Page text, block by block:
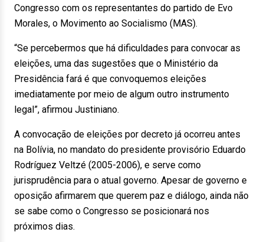
Congresso com os representantes do partido de Evo
Morales, o Movimento ao Socialismo (MAS).
“Se percebermos que há dificuldades para convocar as
eleições, uma das sugestões que o Ministério da
Presidência fará é que convoquemos eleições
imediatamente por meio de algum outro instrumento
legal”, afirmou Justiniano.
A convocação de eleições por decreto já ocorreu antes
na Bolívia, no mandato do presidente provisório Eduardo
Rodríguez Veltzé (2005-2006), e serve como
jurisprudência para o atual governo. Apesar de governo e
oposição afirmarem que querem paz e diálogo, ainda não
se sabe como o Congresso se posicionará nos
próximos dias.